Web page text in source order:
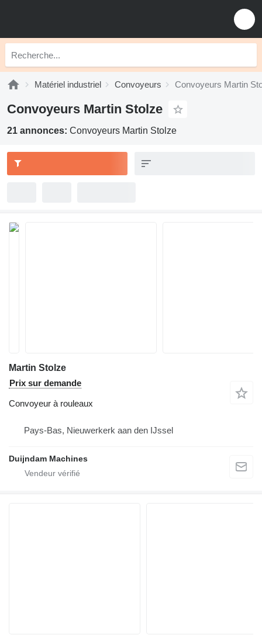
Matériel industriel Convoyeurs Convoyeurs Martin
Convoyeurs Martin Stolze
21 annonces: Convoyeurs Martin Stolze
Martin Stolze
Prix sur demande
Convoyeur à rouleaux
Pays-Bas, Nieuwerkerk aan den IJssel
Duijndam Machines